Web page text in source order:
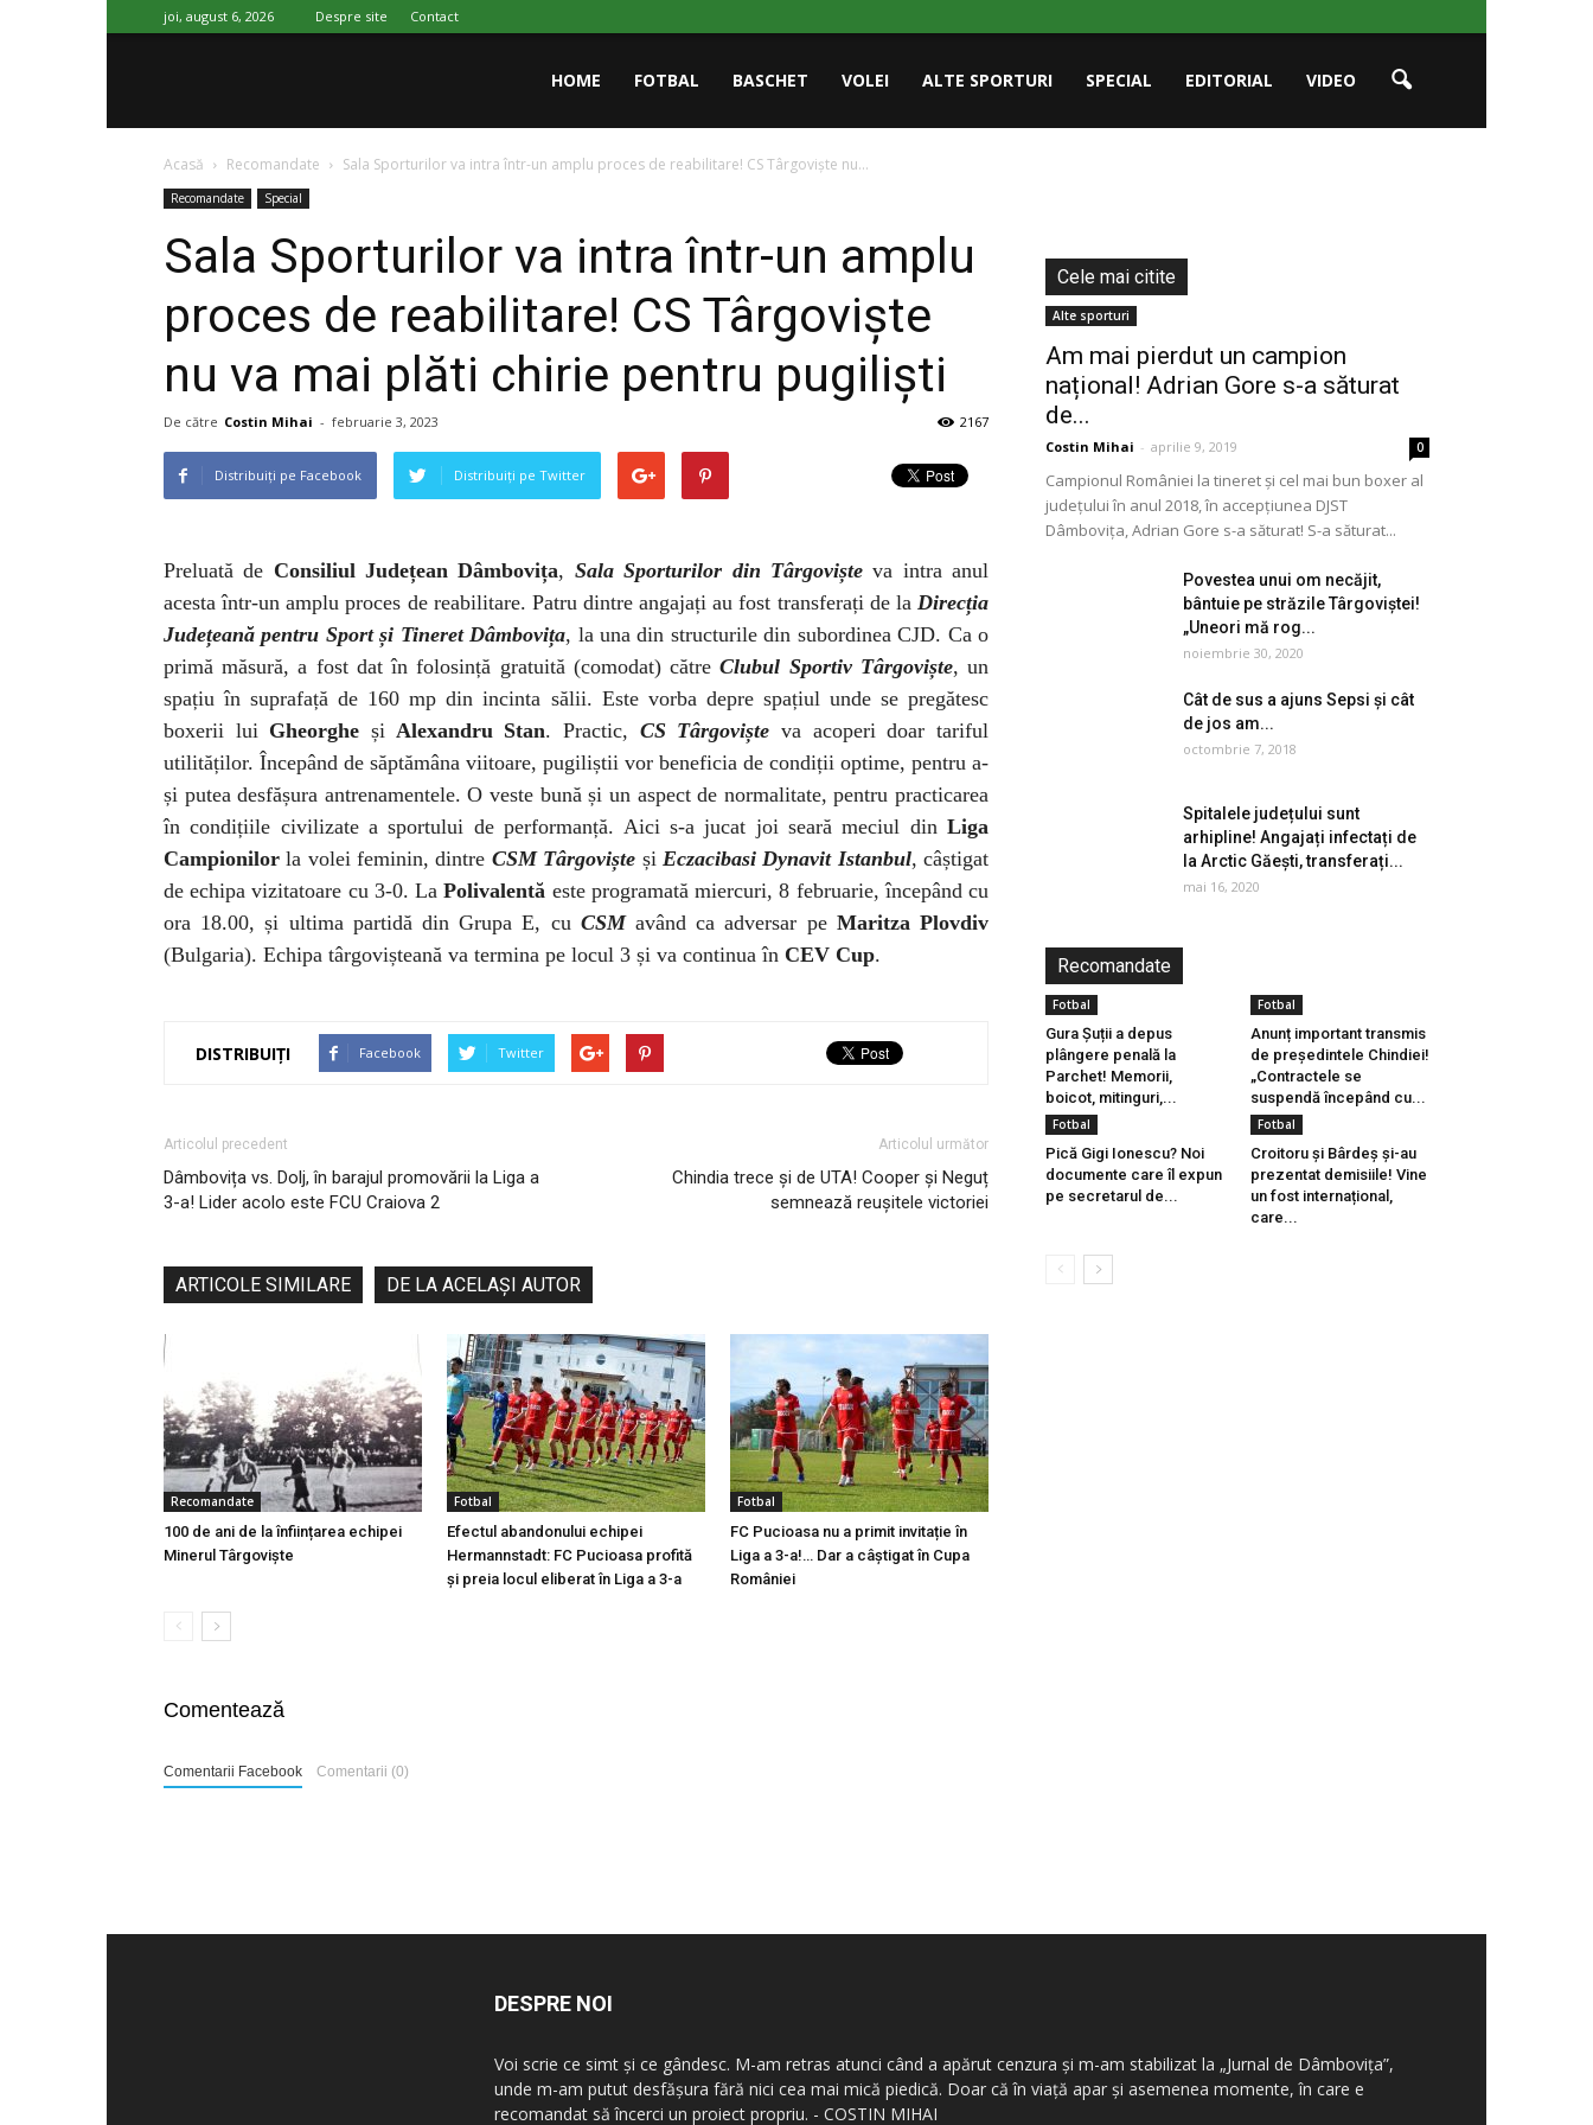
joi, august 6, 2026 Despre site Contact
HOME FOTBAL BASCHET VOLEI ALTE SPORTURI SPECIAL EDITORIAL VIDEO
Acasă Recomandate Sala Sporturilor va intra într-un amplu proces de reabilitare! CS Târgoviște nu...
Recomandate Special
Sala Sporturilor va intra într-un amplu
proces de reabilitare! CS Târgoviște
nu va mai plăti chirie pentru pugiliști
De către Costin Mihai - februarie 3, 2023 2167
Distribuiți pe Facebook Distribuiți pe Twitter
Preluată de Consiliul Județean Dâmbovița, Sala Sporturilor din Târgovișteva intra anul
acesta într-un amplu proces de reabilitare. Patru dintre angajați au fost transferați de la Direcția
Județeană pentru Sport și Tineret Dâmbovița, la una din structurile din subordinea CJD. Ca o
primă măsură, a fost dat în folosință gratuită (comodat) cătreClubul Sportiv Târgoviște, un
spațiu în suprafață de 160 mp din incinta sălii. Este vorba depre spațiul unde se pregătesc
boxerii lui Gheorgheși Alexandru Stan. Practic, CS Târgoviște va acoperi doar tariful
utilităților. Începând de săptămâna viitoare, pugiliștii vor beneficia de condiții optime, pentru a-
și putea desfășura antrenamentele. O veste bună și un aspect de normalitate, pentru practicarea
în condițiile civilizate a sportului de performanță. Aici s-a jucat joi seară meciul din Liga
Campionilor la volei feminin, dintre CSM Târgoviște și Eczacibasi Dynavit Istanbul, câștigat
de echipa vizitatoare cu 3-0. LaPolivalentă este programată miercuri, 8 februarie, începând cu
ora 18.00, și ultima partidă din Grupa E, cu CSMavând ca adversar pe Maritza Plovdiv
(Bulgaria). Echipa târgovișteană va termina pe locul 3 și va continua în CEV Cup.
DISTRIBUIȚI Facebook Twitter
Articolul precedent
Dâmbovița vs. Dolj, în barajul promovării la Liga a
3-a! Lider acolo este FCU Craiova 2
Articolul următor
Chindia trece și de UTA! Cooper și Neguț
semnează reușitele victoriei
ARTICOLE SIMILARE DE LA ACELAȘI AUTOR
Recomandate
100 de ani de la înființarea echipei
Minerul Târgoviște
Fotbal
Efectul abandonului echipei
Hermannstadt: FC Pucioasa profită
și preia locul eliberat în Liga a 3-a
Fotbal
FC Pucioasa nu a primit invitație în
Liga a 3-a!… Dar a câștigat în Cupa
României
Comentează
Comentarii Facebook Comentarii (0)
Cele mai citite
Alte sporturi
Am mai pierdut un campion
național! Adrian Gore s-a săturat
de...
Costin Mihai - aprilie 9, 2019 0
Campionul României la tineret și cel mai bun boxer al
județului în anul 2018, în accepțiunea DJST
Dâmbovița, Adrian Gore s-a săturat! S-a săturat...
Povestea unui om necăjit,
bântuie pe străzile Târgoviștei!
„Uneori mă rog...
noiembrie 30, 2020
Cât de sus a ajuns Sepsi și cât
de jos am...
octombrie 7, 2018
Spitalele județului sunt
arhipline! Angajați infectați de
la Arctic Găești, transferați...
mai 16, 2020
Recomandate
Fotbal
Gura Șuții a depus
plângere penală la
Parchet! Memorii,
boicot, mitinguri,...
Fotbal
Anunț important transmis
de președintele Chindiei!
„Contractele se
suspendă începând cu...
Fotbal
Pică Gigi Ionescu? Noi
documente care îl expun
pe secretarul de...
Fotbal
Croitoru și Bârdeș și-au
prezentat demisiile! Vine
un fost internațional,
care...
DESPRE NOI
Voi scrie ce simt şi ce gândesc. M-am retras atunci când a apărut cenzura şi m-am stabilizat la „Jurnal de Dâmboviţa”,
unde m-am putut desfăşura fără nici cea mai mică piedică. Doar că în viaţă apar şi asemenea momente, în care e
recomandat să încerci un proiect propriu. - COSTIN MIHAI